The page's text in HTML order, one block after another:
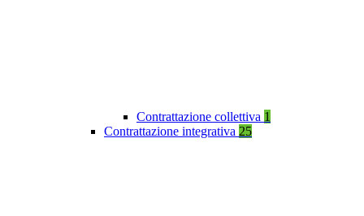
Contrattazione collettiva 1
Contrattazione integrativa 25